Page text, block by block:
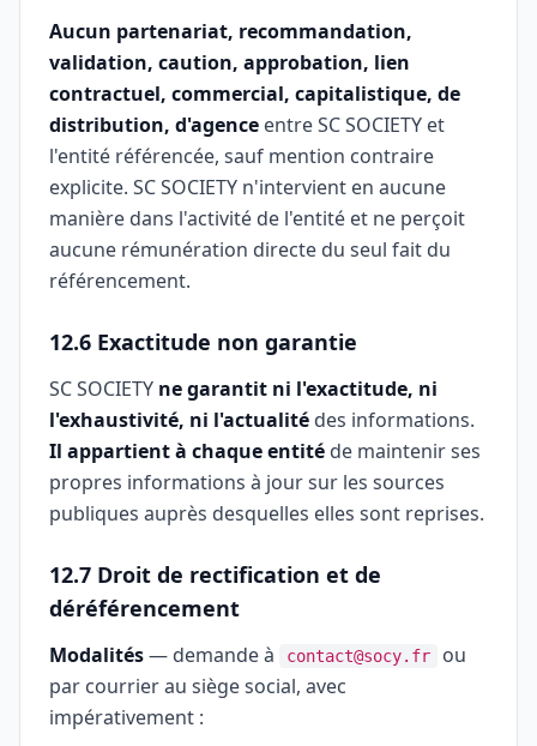
Aucun partenariat, recommandation,
validation, caution, approbation, lien
contractuel, commercial, capitalistique, de
distribution, d'agence entre SC SOCIETY et
l'entité référencée, sauf mention contraire
explicite. SC SOCIETY n'intervient en aucune
manière dans l'activité de l'entité et ne perçoit
aucune rémunération directe du seul fait du
référencement.
12.6 Exactitude non garantie
SC SOCIETY ne garantit ni l'exactitude, ni
l'exhaustivité, ni l'actualité des informations.
Il appartient à chaque entité de maintenir ses
propres informations à jour sur les sources
publiques auprès desquelles elles sont reprises.
12.7 Droit de rectification et de
déréférencement
Modalités— demande à contact@socy.fr
ou
par courrier au siège social, avec
impérativement :